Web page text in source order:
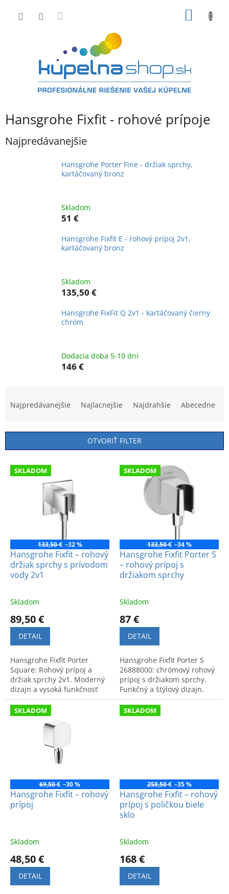
Hansgrohe Fixfit - rohové prípoje
Najpredávanejšie
Hansgrohe Porter Fine - držiak sprchy,
kartáčovaný bronz
Skladom
51 €
Hansgrohe Fixfit E - rohový prípoj 2v1,
kartáčovaný bronz
Skladom
135,50 €
Hansgrohe FixFit Q 2v1 - kartáčovaný čierny
chróm
Dodacia doba 5-10 dní
146 €
n
i
o
Najpredávanejšie Najlacnejšie Najdrahšie Abecedne
OTVORIŤ FILTER
V
o
o
SKLADOM
133,50 € –32 %
Hansgrohe Fixfit – rohový
držiak sprchy s prívodom
vody 2v1
Skladom
89,50 €
DETAIL
Hansgrohe Fixfit Porter
Square: Rohový prípoj a
držiak sprchy 2v1. Moderný
dizajn a vysoká funkčnosť
pre vašu kúpeľňu. Kód
výrobku: 26889000.
SKLADOM
133,50 € –34 %
Hansgrohe Fixfit Porter S
– rohový prípoj s
držiakom sprchy
Skladom
87 €
DETAIL
Hansgrohe Fixfit Porter S
26888000: chrómový rohový
prípoj s držiakom sprchy.
Funkčný a štýlový dizajn.
Možnosť vidieť v predajni
OD Drevona, Bratislava.
SKLADOM
69,50 € –30 %
Hansgrohe Fixfit – rohový
prípoj
Skladom
48,50 €
DETAIL
SKLADOM
258,50 € –35 %
Hansgrohe Fixfit – rohový
prípoj s poličkou biele
sklo
Skladom
168 €
DETAIL